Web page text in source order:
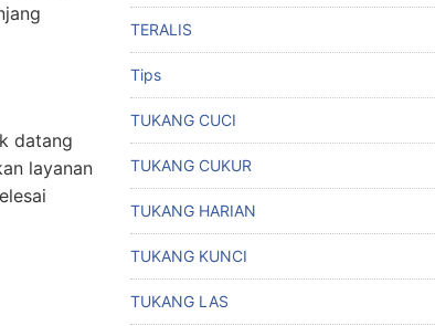
datang
layanan
TERALIS
Tips
TUKANG CUCI
TUKANG CUKUR
TUKANG HARIAN
TUKANG KUNCI
TUKANG LAS